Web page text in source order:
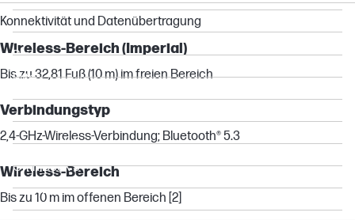
Konnektivität und Datenübertragung
Wireless-Bereich (Imperial)
Bis zu 32,81 Fuß (10 m) im freien Bereich
Verbindungstyp
2,4-GHz-Wireless-Verbindung; Bluetooth® 5.3
Wireless-Bereich
Bis zu 10 m im offenen Bereich [2]
EliteBook
Essential
Pro
Elite
ZBook
OmniBook X
OmniBook 7
OmniBook 5
OmniBook 3
OmniBook Ultra